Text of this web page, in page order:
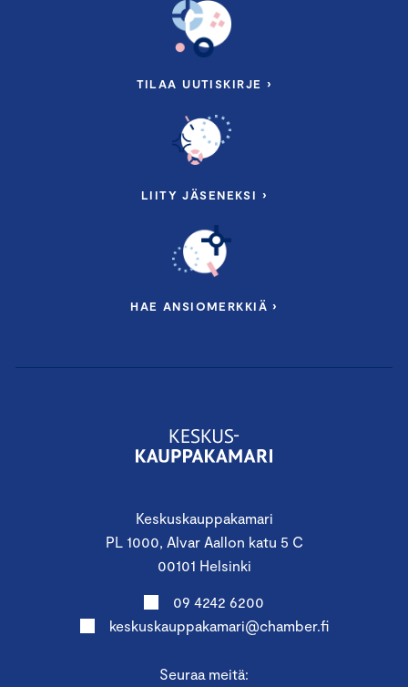
Keskuskauppakamari
PL 1000, Alvar Aallon katu 5 C
00101 Helsinki
09 4242 6200
keskuskauppakamari@chamber.fi
Seuraa meitä:
TILAA UUTISKIRJE ›
LIITY JÄSENEKSI ›
HAE ANSIOMERKKIÄ ›